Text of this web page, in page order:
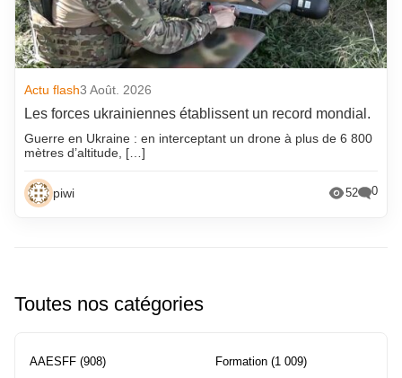
Actu flash3 Août. 2026
Les forces ukrainiennes établissent un record mondial.
Guerre en Ukraine : en interceptant un drone à plus de 6 800
mètres d’altitude, […]
piwi 52 0
Toutes nos catégories
AAESFF (908) Formation (1 009)